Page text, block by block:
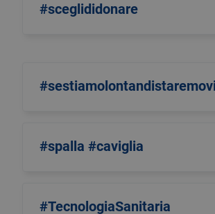
#sceglididonare
#spalla #caviglia
#TecnologiaSanitaria